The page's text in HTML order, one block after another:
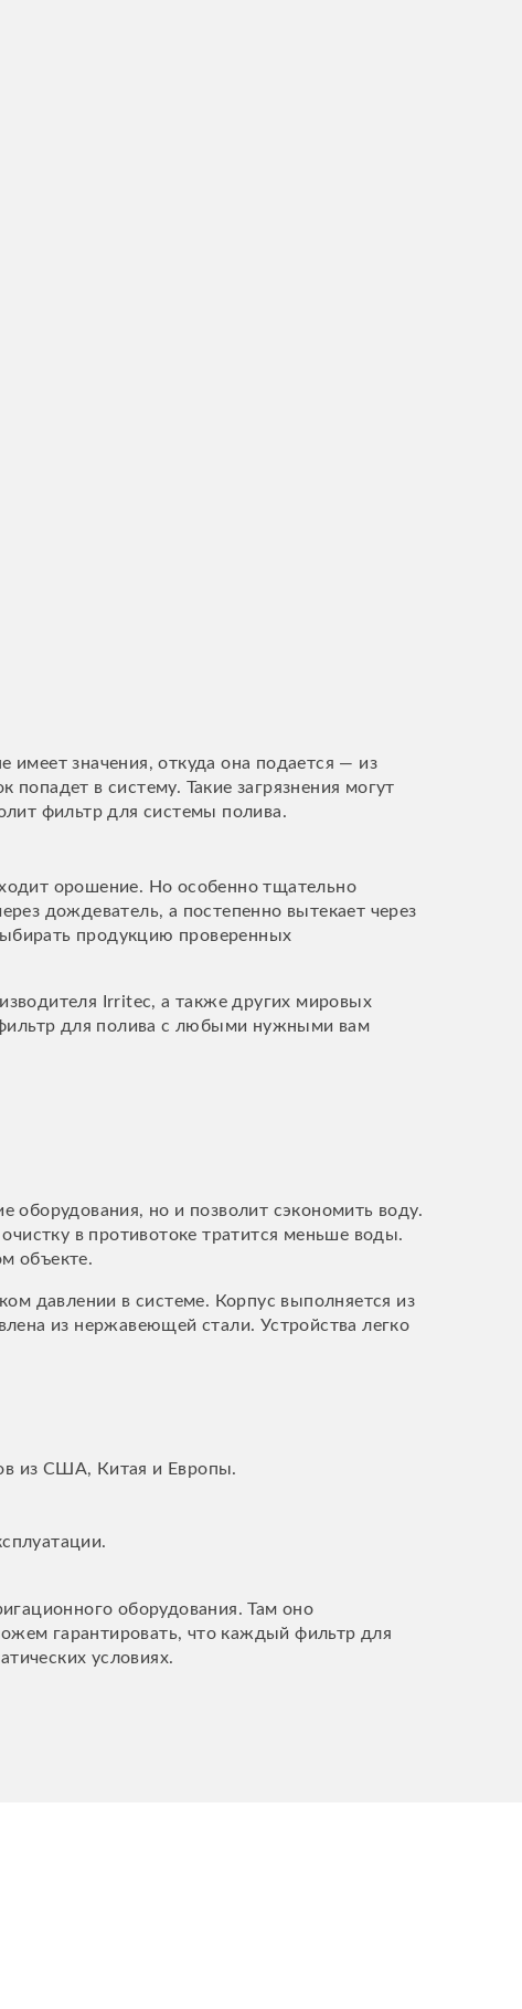
значения, откуда она подается — из
в систему. Такие загрязнения могут
фильтр для системы полива.
орошение. Но особенно тщательно
дождеватель, а постепенно вытекает через
продукцию проверенных
Irritес, а также других мировых
для полива с любыми нужными вам
но и позволит сэкономить воду.
в противотоке тратится меньше воды.
объекте.
давлении в системе. Корпус выполняется из
из нержавеющей стали. Устройства легко
из США, Китая и Европы.
оборудования. Там оно
гарантировать, что каждый фильтр для
условиях.